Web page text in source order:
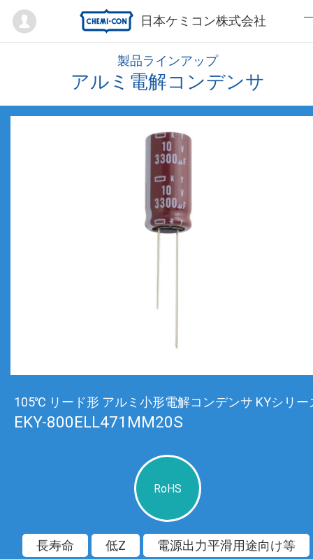
日本ケミコン株式会社
Mypage
製品ラインアップ
アルミ電解コンデンサ
105℃ リード形 アルミ小形電解コンデンサ KYシリー
EKY-800ELL471MM20S
RoHS
長寿命 低Z 電源出力平滑用途向け等